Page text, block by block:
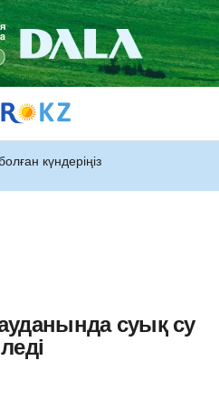
күндеріңіз
суық су